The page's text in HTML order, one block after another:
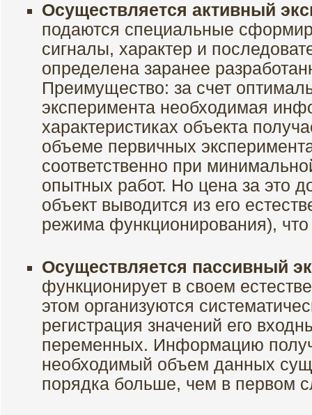
Осуществляется активный
подаются специальные
сигналы, характер и
определена заранее
Преимущество: за счет
эксперимента необходимая
характеристиках объекта
объеме первичных
соответственно при
опытных работ. Но цена за это
объект выводится из его
режима функционирования),
Осуществляется пассивный
функционирует в своем
этом организуются
регистрация значений его
переменных. Информацию
необходимый объем данных
порядка больше, чем в первом